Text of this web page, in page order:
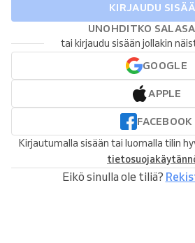
KIRJAUDU
UNOHDITKO
tai kirjaudu sisään jollakin
GOOGLE
APPLE
FACEBOOK
Kirjautumalla sisään tai luomalla tilin
Eikö sinulla ole tiliä?